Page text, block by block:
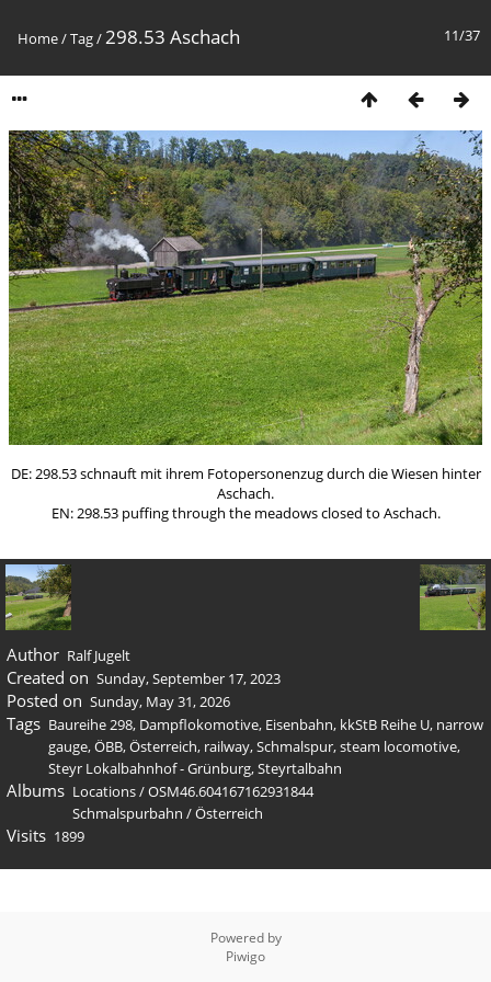
11/37
Home/Tag/298.53 Aschach
DE: 298.53 schnauft mit ihrem Fotopersonenzug durch die Wiesen hinter
Aschach.
EN: 298.53 puffing through the meadows closed to Aschach.
Author Ralf Jugelt
Created on Sunday, September 17, 2023
Posted on Sunday, May 31, 2026
Tags Baureihe 298, Dampflokomotive, Eisenbahn, kkStB Reihe U, narrow
gauge,ÖBB,Österreich, railway,Schmalspur,steam locomotive,
Steyr Lokalbahnhof - Grünburg,Steyrtalbahn
Albums Locations/OSM46.604167162931844
Schmalspurbahn /Österreich
Visits 1899
Powered by
Piwigo